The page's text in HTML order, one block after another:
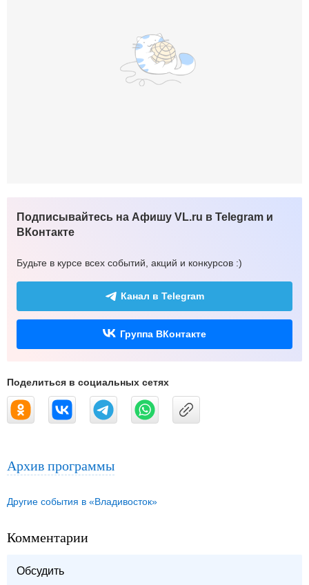
Подписывайтесь на Афишу VL.ru в Telegram и
ВКонтакте
Будьте в курсе всех событий, акций и конкурсов :)
Канал в Telegram
Группа ВКонтакте
Поделиться в социальных сетях
Архив программы
Другие события в «Владивосток»
Комментарии
Обсудить